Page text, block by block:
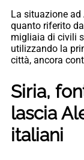
La situazione
quanto riferito
migliaia di civili
utilizzando la
città, ancora
Siria,
lascia
italiani